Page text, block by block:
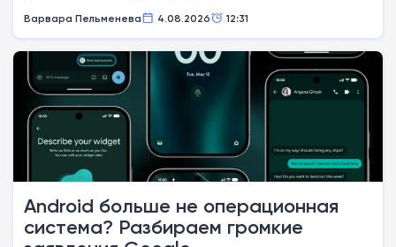
Варвара Пельменева 4.08.2026 12:31
Android больше не операционная
система? Разбираем громкие